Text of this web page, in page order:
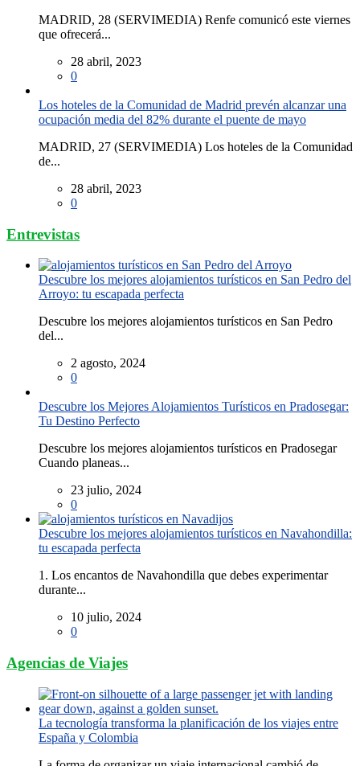
MADRID, 28 (SERVIMEDIA) Renfe comunicó este viernes
que ofrecerá...
28 abril, 2023
0
Los hoteles de la Comunidad de Madrid prevén alcanzar una
ocupación media del 82% durante el puente de mayo
MADRID, 27 (SERVIMEDIA) Los hoteles de la Comunidad
de...
28 abril, 2023
0
Entrevistas
Descubre los mejores alojamientos turísticos en San Pedro del
Arroyo: tu escapada perfecta
Descubre los mejores alojamientos turísticos en San Pedro
del...
2 agosto, 2024
0
Descubre los Mejores Alojamientos Turísticos en Pradosegar:
Tu Destino Perfecto
Descubre los mejores alojamientos turísticos en Pradosegar
Cuando planeas...
23 julio, 2024
0
Descubre los mejores alojamientos turísticos en Navahondilla:
tu escapada perfecta
1. Los encantos de Navahondilla que debes experimentar
durante...
10 julio, 2024
0
Agencias de Viajes
La tecnología transforma la planificación de los viajes entre
España y Colombia